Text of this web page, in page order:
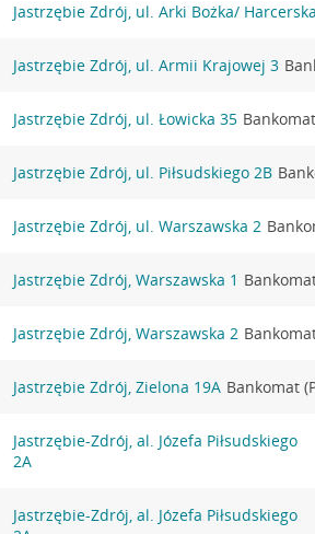
Jastrzębie Zdrój, ul. Arki Bożka/ Harcerska
Jastrzębie Zdrój, ul. Armii Krajowej 3
Jastrzębie Zdrój, ul. Łowicka 35
Jastrzębie Zdrój, ul. Piłsudskiego 2B
Jastrzębie Zdrój, ul. Warszawska 2
Jastrzębie Zdrój, Warszawska 1
Jastrzębie Zdrój, Warszawska 2
Jastrzębie Zdrój, Zielona 19A Bankomat
Jastrzębie-Zdrój, al. Józefa Piłsudskiego
2A
Jastrzębie-Zdrój, al. Józefa Piłsudskiego